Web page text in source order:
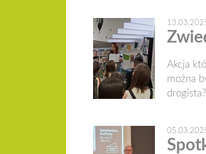
Akcja
można
drogista?